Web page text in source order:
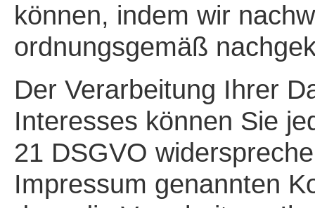
können, indem wir
ordnungsgemäß
Der Verarbeitung Ihrer
Interesses können Sie
21 DSGVO
Impressum genannten